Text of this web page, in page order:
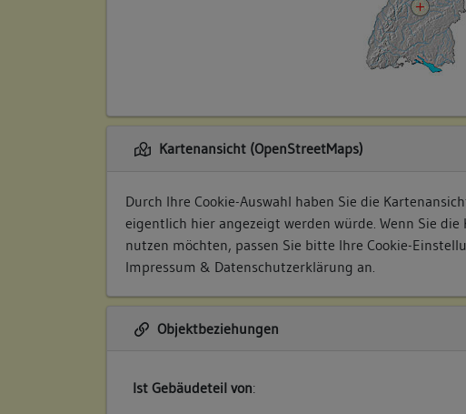
Kartenansicht (OpenStreetMaps)
Durch Ihre Cookie-Auswahl haben Sie die
eigentlich hier angezeigt werden würde. Wenn Sie die
nutzen möchten, passen Sie bitte Ihre Cookie-
Impressum & Datenschutzerklärung an.
Objektbeziehungen
Ist Gebäudeteil von: